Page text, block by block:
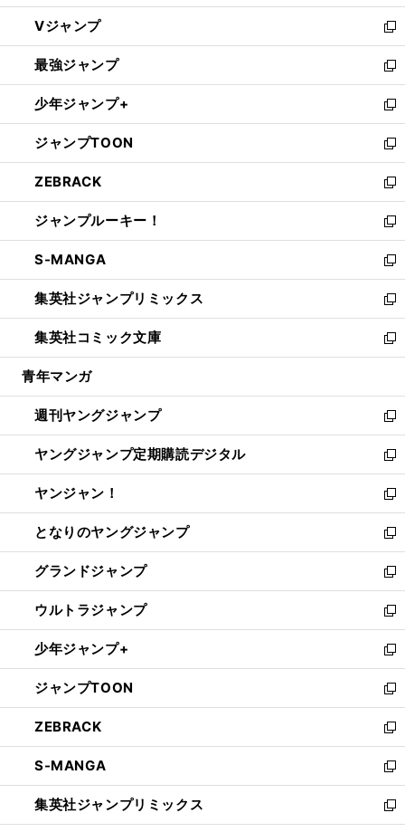
ウ
ィ
ン
ド
ウ
で
開
く
し
い
ウ
ィ
ン
ド
ウ
で
開
く
Vジャンプ
新
し
い
ウ
ィ
ン
ド
ウ
で
開
く
最強ジャンプ
新
し
い
ウ
ィ
ン
ド
ウ
で
開
く
少年ジャンプ+
新
し
い
ウ
ィ
ン
ド
ウ
で
開
く
ジャンプTOON
新
し
い
ウ
ィ
ン
ド
ウ
で
開
く
ZEBRACK
新
し
い
ウ
ィ
ン
ド
ウ
で
開
ジャンプルーキー！
新
し
い
ウ
ィ
ン
ド
ウ
開
く
S-MANGA
新
し
い
ウ
ィ
ン
ウ
で
開
く
集英社ジャンプリミックス
新
し
い
ウ
ン
ド
ウ
で
開
く
集英社コミック文庫
新
し
ウ
ィ
ン
ド
ウ
で
開
く
青年マンガ
週刊ヤングジャンプ
新
し
い
ウ
ィ
ン
ド
ウ
で
開
く
ヤングジャンプ定期購読デジタル
新
し
い
ウ
ィ
ン
ド
ウ
で
開
く
ヤンジャン！
新
し
い
ウ
ィ
ン
ド
ウ
で
開
く
となりのヤングジャンプ
新
し
い
ウ
ィ
ン
ド
ウ
で
開
く
グランドジャンプ
新
し
い
ウ
ィ
ン
ド
ウ
で
開
く
ウルトラジャンプ
新
し
い
ウ
ィ
ン
ド
ウ
で
開
く
少年ジャンプ+
新
し
い
ウ
ィ
ン
ド
ウ
で
開
ジャンプTOON
新
し
い
ウ
ィ
ン
ド
ウ
ZEBRACK
新
し
い
ウ
ィ
ン
S-MANGA
新
し
い
ウ
集英社ジャンプリミックス
新
し